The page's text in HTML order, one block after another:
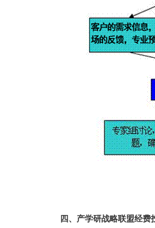
四、产学研战略联盟经费